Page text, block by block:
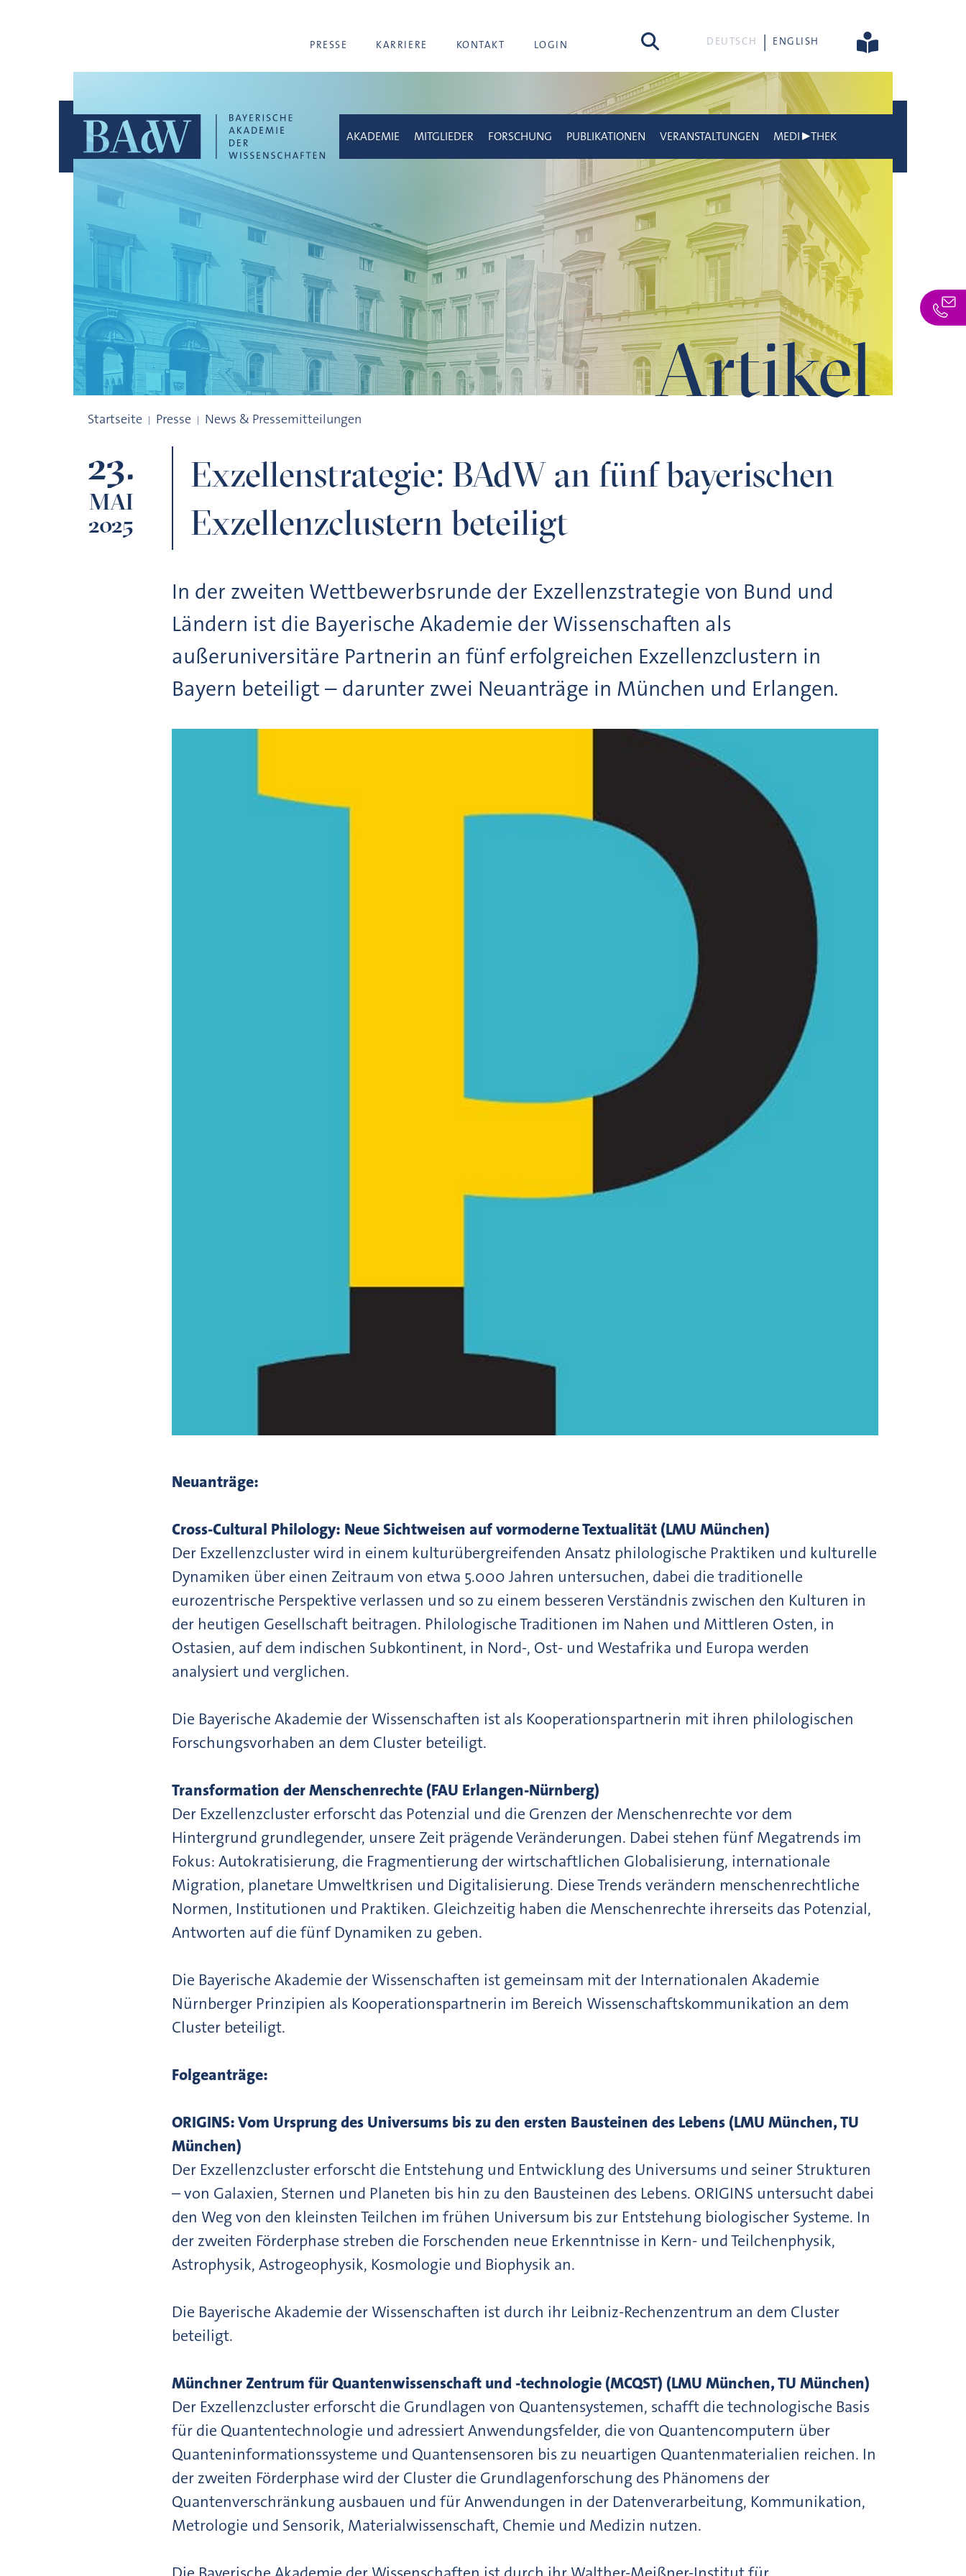
PRESSE KARRIERE KONTAKT LOGIN Suche DEUTSCH ENGLISH
Artikel
AKADEMIE MITGLIEDER FORSCHUNG PUBLIKATIONEN VERANSTALTUNGEN MEDI▶THEK
Startseite Presse News & Pressemitteilungen
23.
MAI
2025
Exzellenstrategie: BAdW an fünf bayerischen
Exzellenzclustern beteiligt
In der zweiten Wettbewerbsrunde der Exzellenzstrategie von Bund und
Ländern ist die Bayerische Akademie der Wissenschaften als
außeruniversitäre Partnerin an fünf erfolgreichen Exzellenzclustern in
Bayern beteiligt – darunter zwei Neuanträge in München und Erlangen.
Neuanträge:
Cross-Cultural Philology: Neue Sichtweisen auf vormoderne Textualität (LMU München)
Der Exzellenzcluster wird in einem kulturübergreifenden Ansatz philologische Praktiken und kulturelle
Dynamiken über einen Zeitraum von etwa 5.000 Jahren untersuchen, dabei die traditionelle
eurozentrische Perspektive verlassen und so zu einem besseren Verständnis zwischen den Kulturen in
der heutigen Gesellschaft beitragen. Philologische Traditionen im Nahen und Mittleren Osten, in
Ostasien, auf dem indischen Subkontinent, in Nord-, Ost- und Westafrika und Europa werden
analysiert und verglichen.
Die Bayerische Akademie der Wissenschaften ist als Kooperationspartnerin mit ihren philologischen
Forschungsvorhaben an dem Cluster beteiligt.
Transformation der Menschenrechte (FAU Erlangen-Nürnberg)
Der Exzellenzcluster erforscht das Potenzial und die Grenzen der Menschenrechte vor dem
Hintergrund grundlegender, unsere Zeit prägende Veränderungen. Dabei stehen fünf Megatrends im
Fokus: Autokratisierung, die Fragmentierung der wirtschaftlichen Globalisierung, internationale
Migration, planetare Umweltkrisen und Digitalisierung. Diese Trends verändern menschenrechtliche
Normen, Institutionen und Praktiken. Gleichzeitig haben die Menschenrechte ihrerseits das Potenzial,
Antworten auf die fünf Dynamiken zu geben.
Die Bayerische Akademie der Wissenschaften ist gemeinsam mit der Internationalen Akademie
Nürnberger Prinzipien als Kooperationspartnerin im Bereich Wissenschaftskommunikation an dem
Cluster beteiligt.
Folgeanträge:
ORIGINS: Vom Ursprung des Universums bis zu den ersten Bausteinen des Lebens (LMU München, TU
München)
Der Exzellenzcluster erforscht die Entstehung und Entwicklung des Universums und seiner Strukturen
– von Galaxien, Sternen und Planeten bis hin zu den Bausteinen des Lebens. ORIGINS untersucht dabei
den Weg von den kleinsten Teilchen im frühen Universum bis zur Entstehung biologischer Systeme. In
der zweiten Förderphase streben die Forschenden neue Erkenntnisse in Kern- und Teilchenphysik,
Astrophysik, Astrogeophysik, Kosmologie und Biophysik an.
Die Bayerische Akademie der Wissenschaften ist durch ihr Leibniz-Rechenzentrum an dem Cluster
beteiligt.
Münchner Zentrum für Quantenwissenschaft und -technologie (MCQST) (LMU München, TU München)
Der Exzellenzcluster erforscht die Grundlagen von Quantensystemen, schafft die technologische Basis
für die Quantentechnologie und adressiert Anwendungsfelder, die von Quantencomputern über
Quanteninformationssysteme und Quantensensoren bis zu neuartigen Quantenmaterialien reichen. In
der zweiten Förderphase wird der Cluster die Grundlagenforschung des Phänomens der
Quantenverschränkung ausbauen und für Anwendungen in der Datenverarbeitung, Kommunikation,
Metrologie und Sensorik, Materialwissenschaft, Chemie und Medizin nutzen.